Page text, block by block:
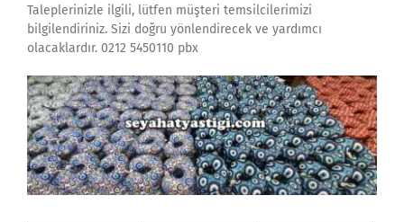
Taleplerinizle ilgili, lütfen müşteri temsilcilerimizi
bilgilendiriniz. Sizi doğru yönlendirecek ve yardımcı
olacaklardır. 0212 5450110 pbx